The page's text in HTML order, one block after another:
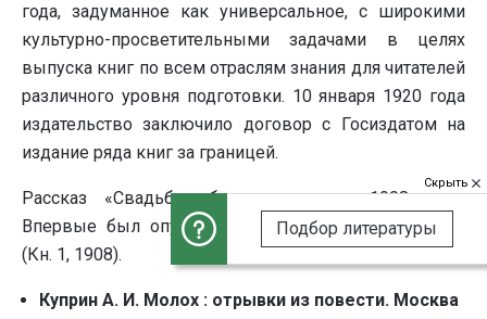
года, задуманное как универсальное, с широкими
культурно-просветительными задачами в целях
выпуска книг по всем отраслям знания для читателей
различного уровня подготовки. 10 января 1920 года
издательство заключило договор с Госиздатом на
издание ряда книг за границей.
Рассказ «Свадьба» был написан в 1908 году.
Впервые был опубликован в сборнике «Зарницы»
(Кн. 1, 1908).
Куприн А. И. Молох : отрывки из повести. Москва
Скрыть
Подбор литературы